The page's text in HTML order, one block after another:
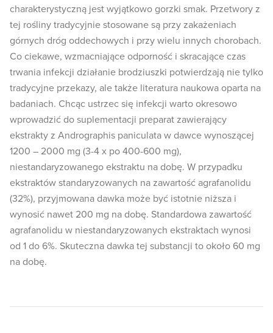
charakterystyczną jest wyjątkowo gorzki smak. Przetwory z
tej rośliny tradycyjnie stosowane są przy zakażeniach
górnych dróg oddechowych i przy wielu innych chorobach.
Co ciekawe, wzmacniające odporność i skracające czas
trwania infekcji działanie brodziuszki potwierdzają nie tylko
tradycyjne przekazy, ale także literatura naukowa oparta na
badaniach. Chcąc ustrzec się infekcji warto okresowo
wprowadzić do suplementacji preparat zawierający
ekstrakty z Andrographis paniculata w dawce wynoszącej
1200 – 2000 mg (3-4 x po 400-600 mg),
niestandaryzowanego ekstraktu na dobę. W przypadku
ekstraktów standaryzowanych na zawartość agrafanolidu
(32%), przyjmowana dawka może być istotnie niższa i
wynosić nawet 200 mg na dobę. Standardowa zawartość
agrafanolidu w niestandaryzowanych ekstraktach wynosi
od 1 do 6%. Skuteczna dawka tej substancji to około 60 mg
na dobę.